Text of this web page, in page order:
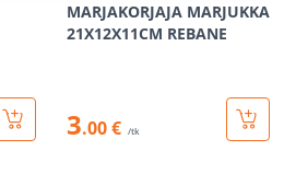
MARJAKORJAJA MARJUKKA
21X12X11CM REBANE
3.00 € /tk